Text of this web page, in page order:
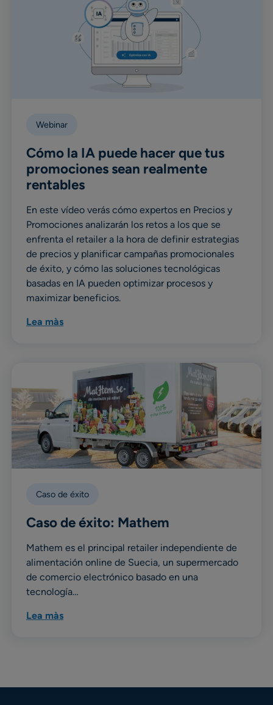
Webinar
Cómo la IA puede hacer que tus
promociones sean realmente
rentables
En este vídeo verás cómo expertos en Precios y
Promociones analizarán los retos a los que se
enfrenta el retailer a la hora de definir estrategias
de precios y planificar campañas promocionales
de éxito, y cómo las soluciones tecnológicas
basadas en IA pueden optimizar procesos y
maximizar beneficios.
Lea màs
Caso de éxito
Caso de éxito: Mathem
Mathem es el principal retailer independiente de
alimentación online de Suecia, un supermercado
de comercio electrónico basado en una
tecnología…
Lea màs